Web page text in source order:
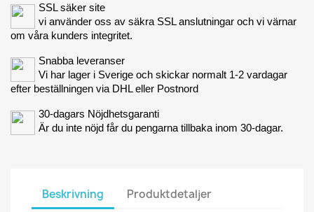
SSL säker site
vi använder oss av säkra SSL anslutningar och vi värnar
om våra kunders integritet.
Snabba leveranser
Vi har lager i Sverige och skickar normalt 1-2 vardagar
efter beställningen via DHL eller Postnord
30-dagars Nöjdhetsgaranti
Är du inte nöjd får du pengarna tillbaka inom 30-dagar.
Beskrivning Produktdetaljer